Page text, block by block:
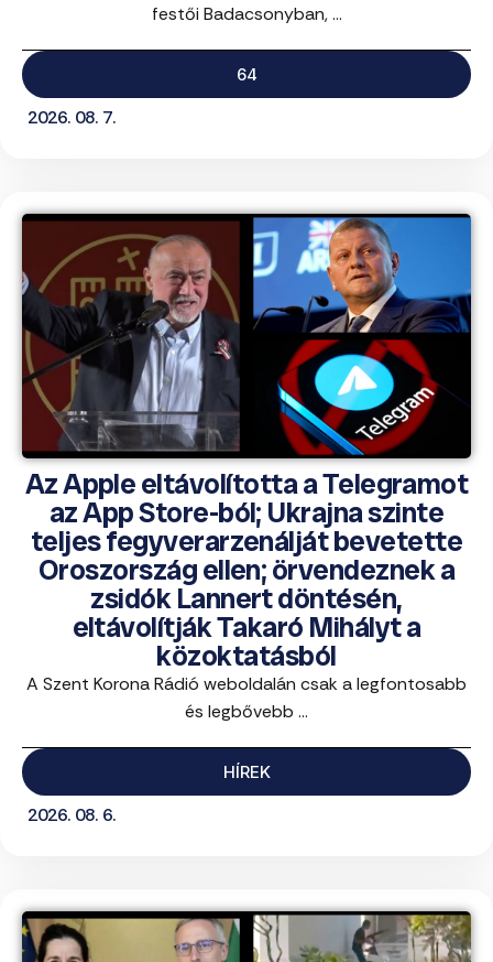
festői Badacsonyban, ...
64
2026. 08. 7.
Az Apple eltávolította a Telegramot
az App Store-ból; Ukrajna szinte
teljes fegyverarzenálját bevetette
Oroszország ellen; örvendeznek a
zsidók Lannert döntésén,
eltávolítják Takaró Mihályt a
közoktatásból
A Szent Korona Rádió weboldalán csak a legfontosabb
és legbővebb ...
HÍREK
2026. 08. 6.